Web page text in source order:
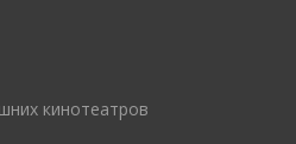
кинотеатров